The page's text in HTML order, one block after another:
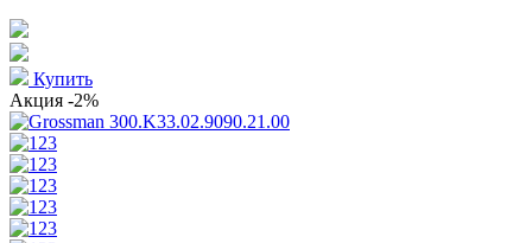
Купить
Акция -2%